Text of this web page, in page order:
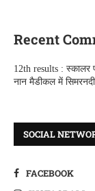
Recent
12th results : स्कालर
नान मैडीकल में
SOCIAL
FACEBOOK